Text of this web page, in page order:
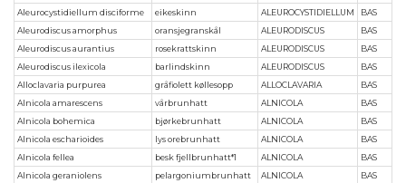
Aleurocystidiellum disciforme
eikeskinn ALEUROCYSTIDIELLUM
BAS
Aleurodiscus amorphus
oransjegranskål ALEURODISCUS
BAS
Aleurodiscus aurantius
rosekrattskinn ALEURODISCUS
BAS
Aleurodiscus ilexicola
barlindskinn ALEURODISCUS
BAS
Alloclavaria purpurea
gråfiolett køllesopp ALLOCLAVARIA
BAS
Alnicola amarescens
vårbrunhatt ALNICOLA
BAS
Alnicola bohemica
bjørkebrunhatt ALNICOLA
BAS
Alnicola escharioides
lys orebrunhatt ALNICOLA
BAS
Alnicola fellea
besk fjellbrunhatt*1 ALNICOLA
BAS
Alnicola geraniolens
pelargoniumbrunhatt ALNICOLA
BAS